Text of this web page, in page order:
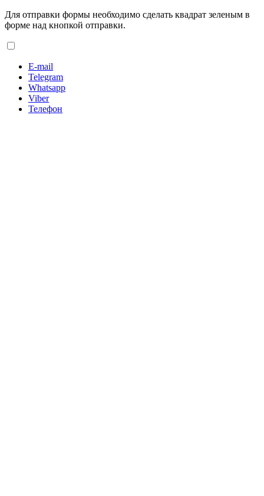
Для отправки формы необходимо сделать квадрат зеленым в
форме над кнопкой отправки.
E-mail
Telegram
Whatsapp
Viber
Телефон